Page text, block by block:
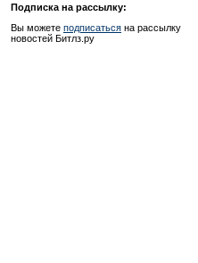
Подписка на рассылку:
Вы можете подписаться на рассылку
новостей Битлз.ру